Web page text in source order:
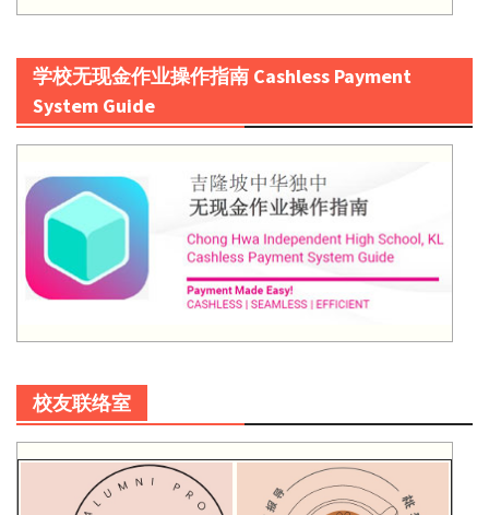
学校无现金作业操作指南 Cashless Payment
System Guide
校友联络室